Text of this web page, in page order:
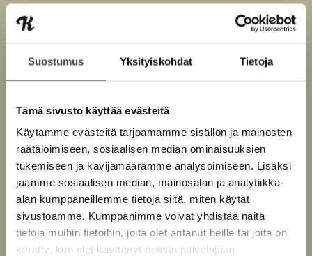
Suostumus Yksityiskohdat Tietoja
Tämä sivusto käyttää evästeitä
Käytämme evästeitä tarjoamamme sisällön ja mainosten
räätälöimiseen, sosiaalisen median ominaisuuksien
tukemiseen ja kävijämäärämme analysoimiseen. Lisäksi
jaamme sosiaalisen median, mainosalan ja analytiikka-
alan kumppaneillemme tietoja siitä, miten käytät
sivustoamme. Kumppanimme voivat yhdistää näitä
tietoja muihin tietoihin, joita olet antanut heille tai joita on
kerätty, kun olet käyttänyt heidän palvelujaan.
Kerro mahdollisimman tiiviisti sekä käsikirjoituksestasi
että itsestäsi ja liitä saate itse käsikirjoitustiedostoon.
lukematta.
Pyrimme vastaamaan saamiimme kirjaehdotuksiin
me kyllä soitamme jos asiaa ilmenee.
HUOM! Luovuttamalla käsikirjoituksen annat myös
luvan siihen, että käsikirjoitus voidaan antaa
kustantamon ulkopuolisille tahoille luettavaksi ja
arvioitavaksi kustannuspäätöksen tekemistä varten.
Mikäli et halua antaa käsikirjoitustasi ulkopuolisten